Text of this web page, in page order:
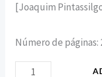
[Joaquim
Número de páginas: